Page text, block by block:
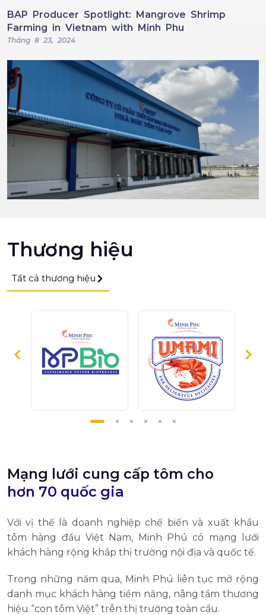
BAP Producer Spotlight: Mangrove Shrimp
Farming in Vietnam with Minh Phu
Tháng 8 23, 2024
Thương hiệu
Tất cả thương hiệu
Mạng lưới cung cấp tôm cho
hơn 70 quốc gia
Với vị thế là doanh nghiệp chế biến và xuất khẩu
tôm hàng đầu Việt Nam, Minh Phú có mạng lưới
khách hàng rộng khắp thị trường nội địa và quốc tế.
Trong những năm qua, Minh Phú liên tục mở rộng
danh mục khách hàng tiềm năng, nâng tầm thương
hiệu “con tôm Việt” trên thị trường toàn cầu.